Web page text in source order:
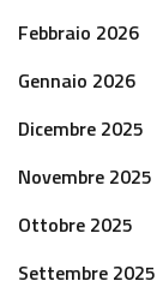
Febbraio 2026
Gennaio 2026
Dicembre 2025
Novembre 2025
Ottobre 2025
Settembre 2025